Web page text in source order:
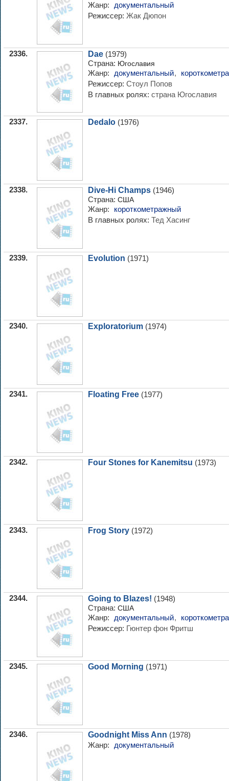
Жанр:
документальный
Режиссер: Жак Дюпон
2336. Dae (1979)
Страна: Югославия
Жанр: документальный,
Режиссер: Стоул Попов
В главных ролях: страна Югославия
2337. Dedalo (1976)
2338. Dive-Hi Champs (1946)
Страна: США
Жанр:
короткометражный
В главных ролях: Тед Хасинг
2339. Evolution (1971)
2340. Exploratorium (1974)
2341. Floating Free (1977)
2342. Four Stones for Kanemitsu (1973)
2343. Frog Story (1972)
2344. Going to Blazes! (1948)
Страна: США
Жанр: документальный,
Режиссер: Гюнтер фон Фритш
2345. Good Morning (1971)
2346. Goodnight Miss Ann (1978)
Жанр: документальный